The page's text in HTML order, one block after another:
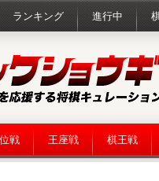
ランキング 進行中
戦 王座戦 棋王戦